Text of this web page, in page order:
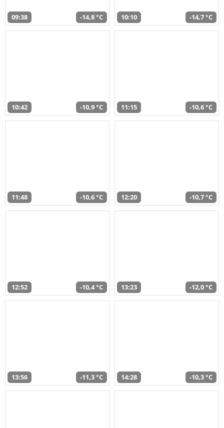
09:38 -14,8 °C 10:10 -14,7 °C
10:42 -10,9 °C 11:15 -10,6 °C
11:48 -10,6 °C 12:20 -10,7 °C
12:52 -10,4 °C 13:23 -12,0 °C
13:56 -11,3 °C 14:28 -10,3 °C